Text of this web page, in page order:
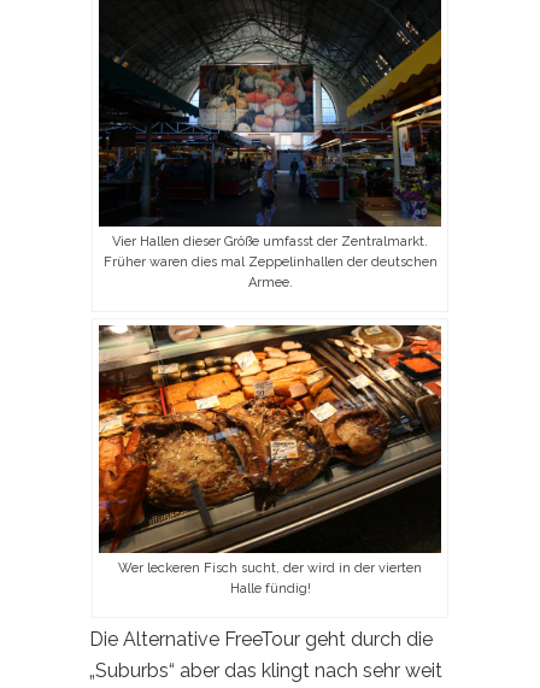
Vier Hallen dieser Größe umfasst der Zentralmarkt.
Früher waren dies mal Zeppelinhallen der deutschen
Armee.
Wer leckeren Fisch sucht, der wird in der vierten
Halle fündig!
Die Alternative FreeTour geht durch die
„Suburbs“ aber das klingt nach sehr weit